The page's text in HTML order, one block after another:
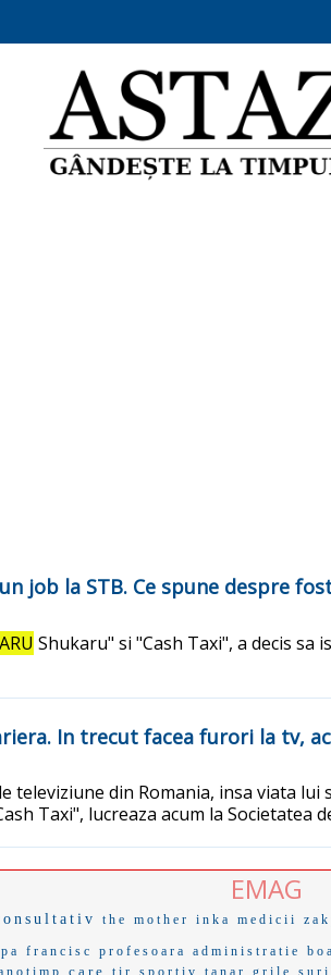
job la STB. Ce spune despre
Shukaru" si "Cash Taxi", a decis
In trecut facea furori la tv,
din Romania, insa viata lui
Taxi", lucreaza acum la Societatea
EMAG
the mother inka medicii
francisc profesoara administratie
care tir sportiv tanar grile suri